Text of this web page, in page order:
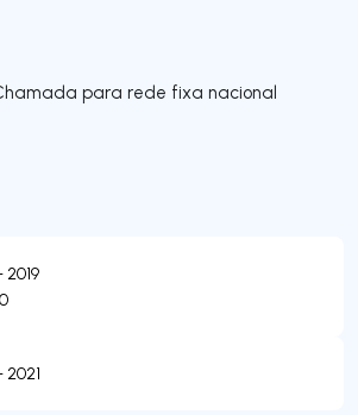
para rede fixa nacional